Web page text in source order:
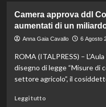
Mortadella
ritirata:
rischio
scopri
quali
marche
Camera approva ddl
aumentati di un
Anna Gaia Cavallo 6 Agosto
ROMA (ITALPRESS) –
disegno di legge “Misure di
settore agricolo”, il
Leggi tuttoLeggi